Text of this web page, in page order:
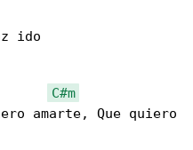
ido
C#m
amarte, Que quiero